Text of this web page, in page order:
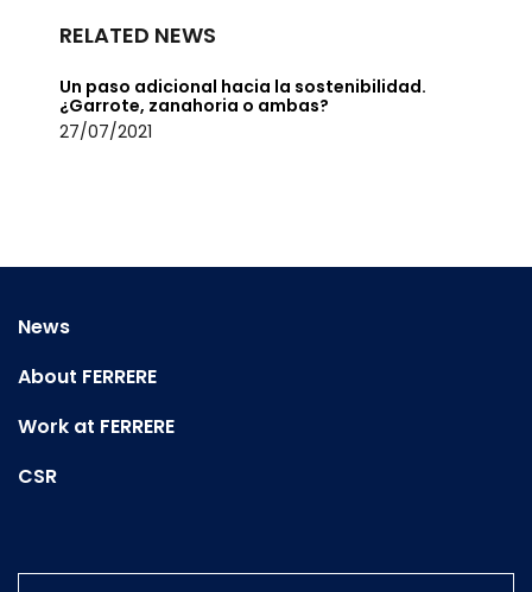
RELATED NEWS
Un paso adicional hacia la sostenibilidad.
¿Garrote, zanahoria o ambas?
27/07/2021
News
About FERRERE
Work at FERRERE
CSR